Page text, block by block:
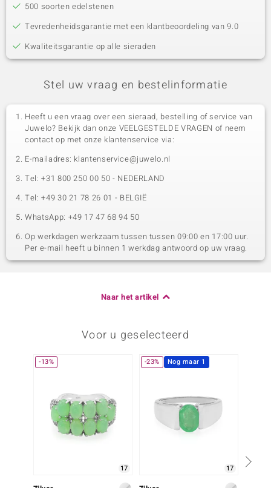
500 soorten edelstenen
Tevredenheidsgarantie met een klantbeoordeling van 9.0
Kwaliteitsgarantie op alle sieraden
Stel uw vraag en bestelinformatie
Heeft u een vraag over een sieraad, bestelling of service van
Juwelo? Bekijk dan onze VEELGESTELDE VRAGEN of neem
contact op met onze klantenservice via:
E-mailadres: klantenservice@juwelo.nl
Tel: +31 800 250 00 50 - NEDERLAND
Tel: +49 30 21 78 26 01 - BELGIË
WhatsApp: +49 17 47 68 94 50
Op werkdagen werkzaam tussen tussen 09:00 en 17:00 uur.
Per e-mail heeft u binnen 1 werkdag antwoord op uw vraag.
Naar het artikel
Voor u geselecteerd
-13%
17
-23% Nog maar 1
17